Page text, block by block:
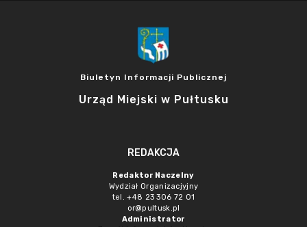
Biuletyn Informacji Publicznej
Urząd Miejski w Pułtusku
REDAKCJA
Redaktor Naczelny
Wydział Organizacjyjny
tel. +48 23 306 72 01
or@pultusk.pl
Administrator